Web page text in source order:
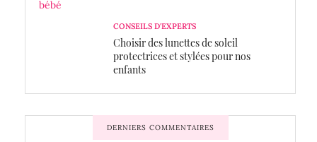
CONSEILS D'EXPERTS
Choisir des lunettes de soleil
protectrices et stylées pour nos
enfants
DERNIERS COMMENTAIRES